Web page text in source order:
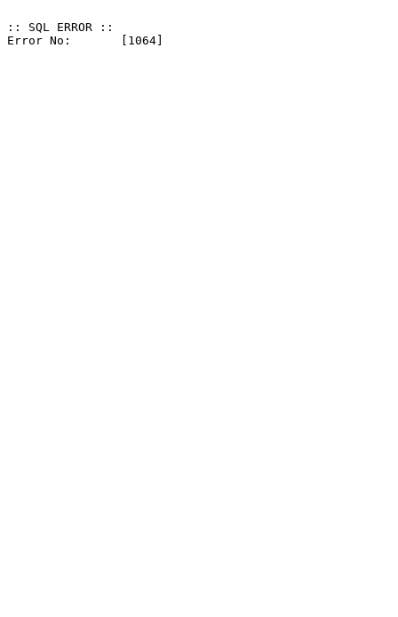
:: SQL ERROR ::
Error No: 	[1064]